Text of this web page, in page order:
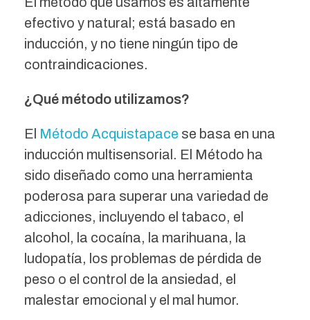
efectivo y natural; está basado en
inducción, y no tiene ningún tipo de
contraindicaciones.
¿Qué método utilizamos?
El Método Acquistapace se basa en una
inducción multisensorial. El Método ha
sido diseñado como una herramienta
poderosa para superar una variedad de
adicciones, incluyendo el tabaco, el
alcohol, la cocaína, la marihuana, la
ludopatía, los problemas de pérdida de
peso o el control de la ansiedad, el
malestar emocional y el mal humor.